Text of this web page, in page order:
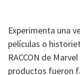
Experimenta una
películas o
RACCON de Marvel
productos fueron